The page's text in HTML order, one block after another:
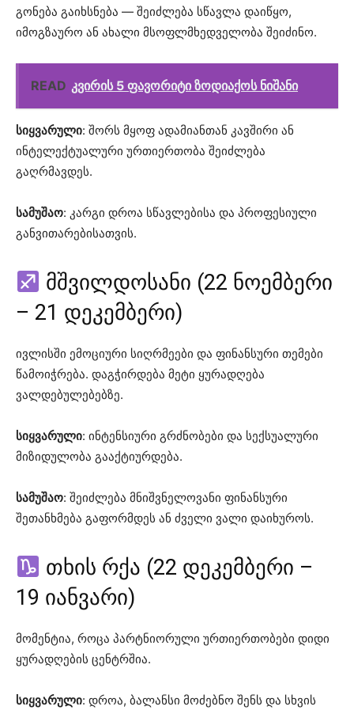
გონება გაიხსნება — შეიძლება სწავლა დაიწყო,
იმოგზაურო ან ახალი მსოფლმხედველობა შეიძინო.
READ კვირის 5 ფავორიტი ზოდიაქოს ნიშანი
სიყვარული: შორს მყოფ ადამიანთან კავშირი ან
ინტელექტუალური ურთიერთობა შეიძლება
გაღრმავდეს.
სამუშაო: კარგი დროა სწავლებისა და პროფესიული
განვითარებისათვის.
მშვილდოსანი (22 ნოემბერი
– 21 დეკემბერი)
ივლისში ემოციური სიღრმეები და ფინანსური თემები
წამოიჭრება. დაგჭირდება მეტი ყურადღება
ვალდებულებებზე.
სიყვარული: ინტენსიური გრძნობები და სექსუალური
მიზიდულობა გააქტიურდება.
სამუშაო: შეიძლება მნიშვნელოვანი ფინანსური
შეთანხმება გაფორმდეს ან ძველი ვალი დაიხუროს.
თხის რქა (22 დეკემბერი –
19 იანვარი)
მომენტია, როცა პარტნიორული ურთიერთობები დიდი
ყურადღების ცენტრშია.
სიყვარული: დროა, ბალანსი მოძებნო შენს და სხვის